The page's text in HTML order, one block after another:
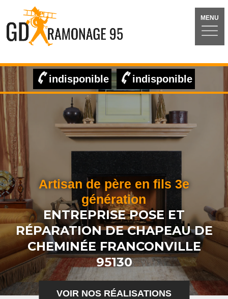
MENU
indisponible indisponible
Artisan de père en fils 3e
génération
ENTREPRISE POSE ET
RÉPARATION DE CHAPEAU DE
CHEMINÉE FRANCONVILLE
95130
VOIR NOS RÉALISATIONS